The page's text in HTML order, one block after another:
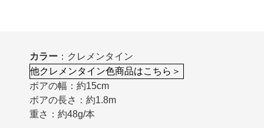
カラー ：クレメンタイン
他クレメンタイン色商品はこちら＞
ボアの幅：約15cm
ボアの長さ：約1.8m
重さ：約48g/本